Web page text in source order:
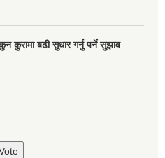
कुरामा बढी सुधार गर्नु पर्ने सुझाव